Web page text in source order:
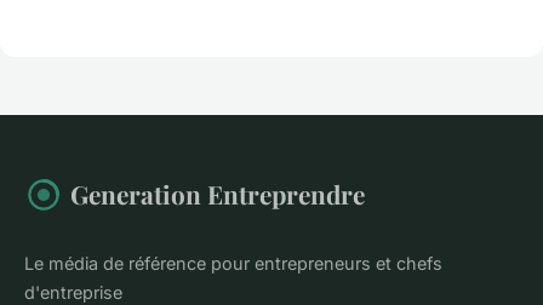
Generation Entreprendre
Le média de référence pour entrepreneurs et chefs
d'entreprise